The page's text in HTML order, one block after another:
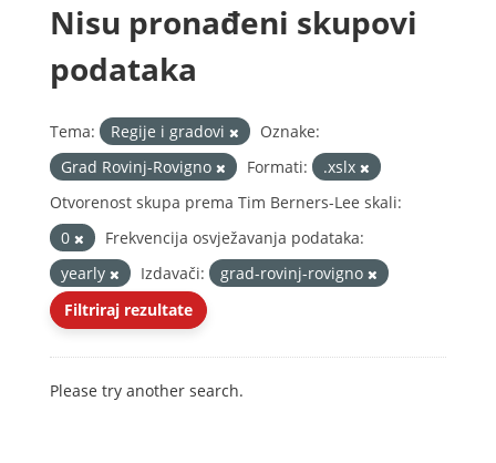
Nisu pronađeni skupovi
podataka
Tema: Regije i gradovi
Oznake:
Grad Rovinj-Rovigno
Formati:
.xslx
Otvorenost skupa prema Tim Berners-Lee skali:
0
Frekvencija osvježavanja podataka:
yearly
Izdavači:
grad-rovinj-rovigno
Filtriraj rezultate
Please try another search.